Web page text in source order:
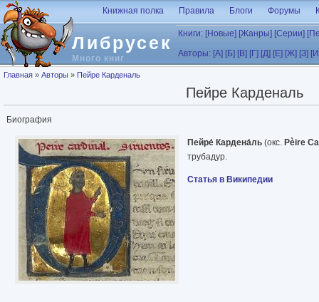
Перейти к основному содержанию
Либрусек
Много книг
Книжная полка Правила Блоги Форумы
Книги: [Новые] [Жанры] [Серии]
Авторы: [А] [Б] [В] [Г] [Д] [Е] [Ж] [З]
Вы здесь
Главная » Авторы » Пейре Карденаль
Пейре Карденаль
Биография
Пейре́ Кардена́ль (окс. Pèire
трубадур.
Статья в Википедии